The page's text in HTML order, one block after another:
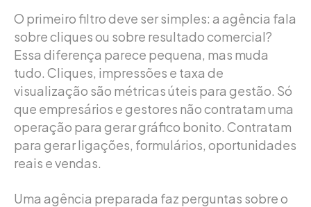
O primeiro filtro deve ser simples: a agência fala
sobre cliques ou sobre resultado comercial?
Essa diferença parece pequena, mas muda
tudo. Cliques, impressões e taxa de
visualização são métricas úteis para gestão. Só
que empresários e gestores não contratam uma
operação para gerar gráfico bonito. Contratam
para gerar ligações, formulários, oportunidades
reais e vendas.
Uma agência preparada faz perguntas sobre o